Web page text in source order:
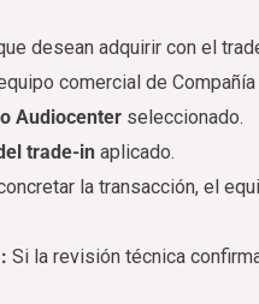
desean adquirir con el
comercial de
Audiocenter seleccionado.
trade-in aplicado.
la transacción, el
Si la revisión técnica